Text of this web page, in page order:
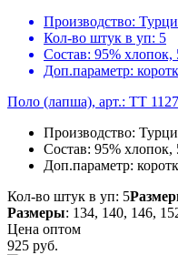
Производство:
Кол-во штук в уп: 5
Состав: 95% хлопок,
Доп.параметр:
Поло (лапша), арт.: TT 1127
Производство:
Состав: 95% хлопок,
Доп.параметр:
Кол-во штук в уп: 5
Размеры: 134, 140, 146,
Цена оптом
925 руб.